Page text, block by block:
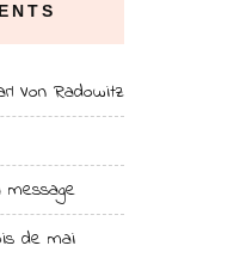
Von Radowitz
de mai